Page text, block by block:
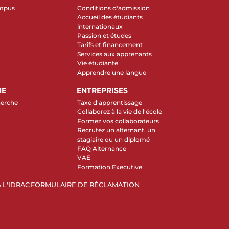
Conditions d'admission
Accueil des étudiants
internationaux
Passion et études
Tarifs et financement
Services aux apprenants
Vie étudiante
Apprendre une langue
ENTREPRISES
Taxe d'apprentissage
Collaborez à la vie de l'école
Formez vos collaborateurs
Recrutez un alternant, un
stagiaire ou un diplomé
FAQ Alternance
VAE
Formation Executive
L'IDRACFORMULAIRE DE RÉCLAMATION